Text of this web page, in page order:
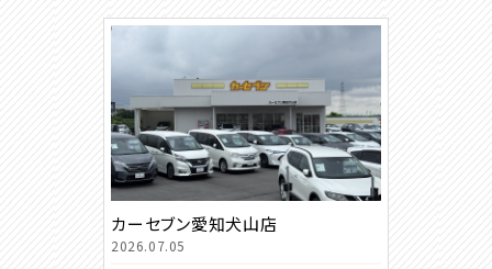
カーセブン愛知犬山店
2026.07.05